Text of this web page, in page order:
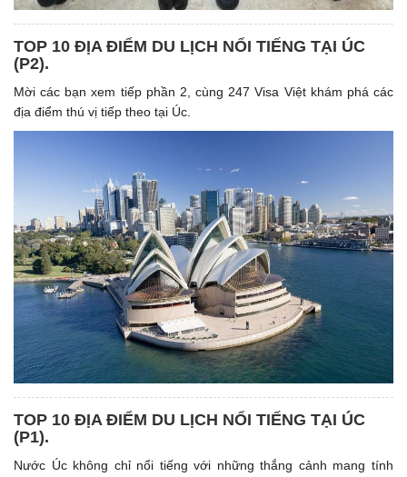
TOP 10 ĐỊA ĐIỂM DU LỊCH NỔI TIẾNG TẠI ÚC
(P2).
Mời các bạn xem tiếp phần 2, cùng 247 Visa Việt khám phá các
địa điểm thú vị tiếp theo tại Úc.
TOP 10 ĐỊA ĐIỂM DU LỊCH NỔI TIẾNG TẠI ÚC
(P1). ​
Nước Úc không chỉ nổi tiếng với những thắng cảnh mang tính